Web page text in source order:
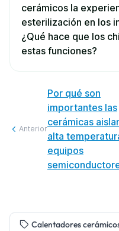
cerámicos la
esterilización en los
¿Qué hace que los
estas funciones?
Anterior
Por qué son
importantes las
cerámicas
alta
equipos
Calentadores